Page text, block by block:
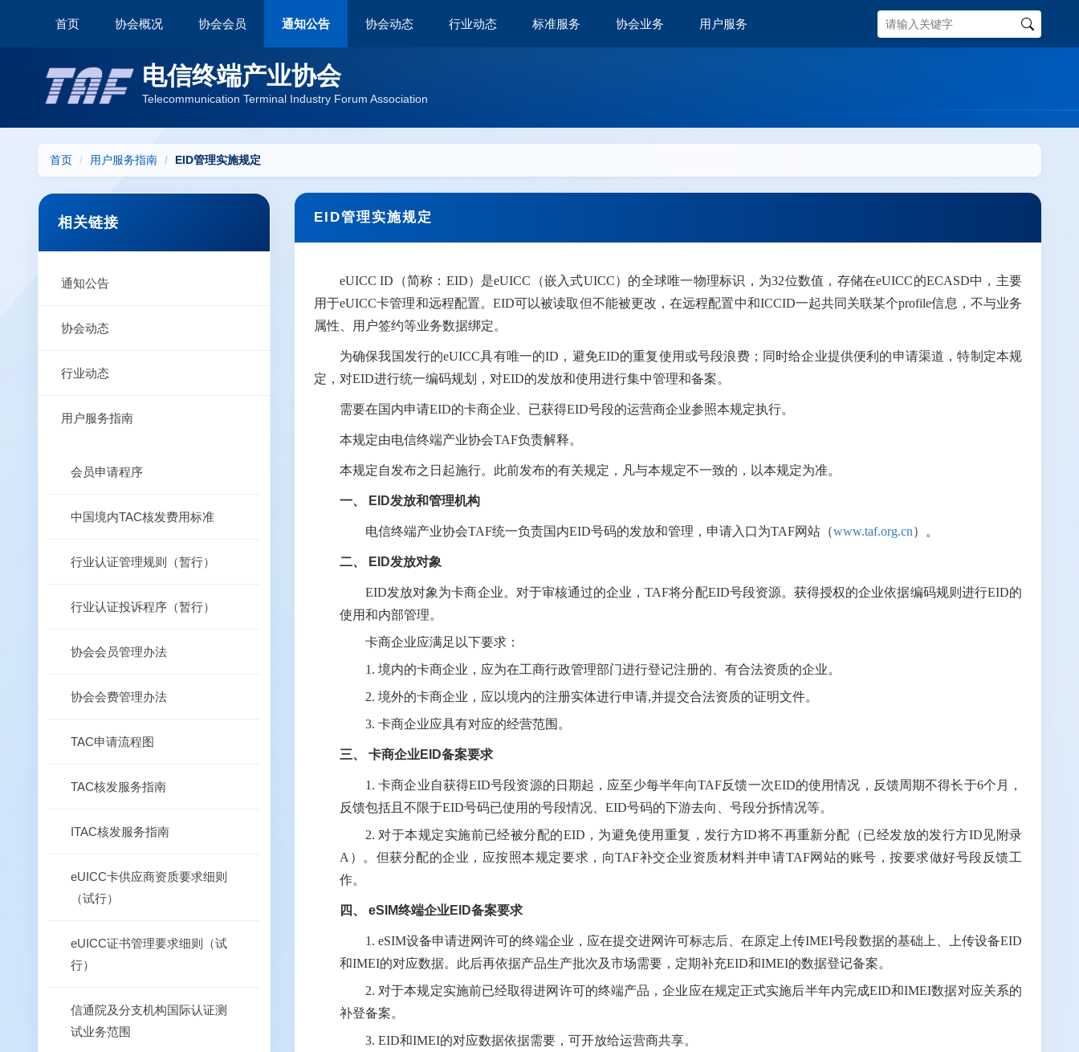
首页 协会概况 协会会员 通知公告 协会动态 行业动态 标准服务 协会业务 用户服务
电信终端产业协会
Telecommunication Terminal Industry Forum Association
首页 用户服务指南 EID管理实施规定
相关链接
通知公告
协会动态
行业动态
用户服务指南
会员申请程序
中国境内TAC核发费用标准
行业认证管理规则（暂行）
行业认证投诉程序（暂行）
协会会员管理办法
协会会费管理办法
TAC申请流程图
TAC核发服务指南
ITAC核发服务指南
eUICC卡供应商资质要求细则
（试行）
eUICC证书管理要求细则（试
行）
信通院及分支机构国际认证测
试业务范围
EID管理实施规定
eUICC ID（简称：EID）是eUICC（嵌入式UICC）的全球唯一物理标识，为32位数值，存储在eUICC的ECASD中，主要
用于eUICC卡管理和远程配置。EID可以被读取但不能被更改，在远程配置中和ICCID一起共同关联某个profile信息，不与业务
属性、用户签约等业务数据绑定。
为确保我国发行的eUICC具有唯一的ID，避免EID的重复使用或号段浪费；同时给企业提供便利的申请渠道，特制定本规
定，对EID进行统一编码规划，对EID的发放和使用进行集中管理和备案。
需要在国内申请EID的卡商企业、已获得EID号段的运营商企业参照本规定执行。
本规定由电信终端产业协会TAF负责解释。
本规定自发布之日起施行。此前发布的有关规定，凡与本规定不一致的，以本规定为准。
一、 EID发放和管理机构
电信终端产业协会TAF统一负责国内EID号码的发放和管理，申请入口为TAF网站（www.taf.org.cn）。
二、 EID发放对象
EID发放对象为卡商企业。对于审核通过的企业，TAF将分配EID号段资源。获得授权的企业依据编码规则进行EID的
使用和内部管理。
卡商企业应满足以下要求：
1. 境内的卡商企业，应为在工商行政管理部门进行登记注册的、有合法资质的企业。
2. 境外的卡商企业，应以境内的注册实体进行申请,并提交合法资质的证明文件。
3. 卡商企业应具有对应的经营范围。
三、 卡商企业EID备案要求
1. 卡商企业自获得EID号段资源的日期起，应至少每半年向TAF反馈一次EID的使用情况，反馈周期不得长于6个月，
反馈包括且不限于EID号码已使用的号段情况、EID号码的下游去向、号段分拆情况等。
2. 对于本规定实施前已经被分配的EID，为避免使用重复，发行方ID将不再重新分配（已经发放的发行方ID见附录
A）。但获分配的企业，应按照本规定要求，向TAF补交企业资质材料并申请TAF网站的账号，按要求做好号段反馈工
作。
四、 eSIM终端企业EID备案要求
1. eSIM设备申请进网许可的终端企业，应在提交进网许可标志后、在原定上传IMEI号段数据的基础上、上传设备EID
和IMEI的对应数据。此后再依据产品生产批次及市场需要，定期补充EID和IMEI的数据登记备案。
2. 对于本规定实施前已经取得进网许可的终端产品，企业应在规定正式实施后半年内完成EID和IMEI数据对应关系的
补登备案。
3. EID和IMEI的对应数据依据需要，可开放给运营商共享。